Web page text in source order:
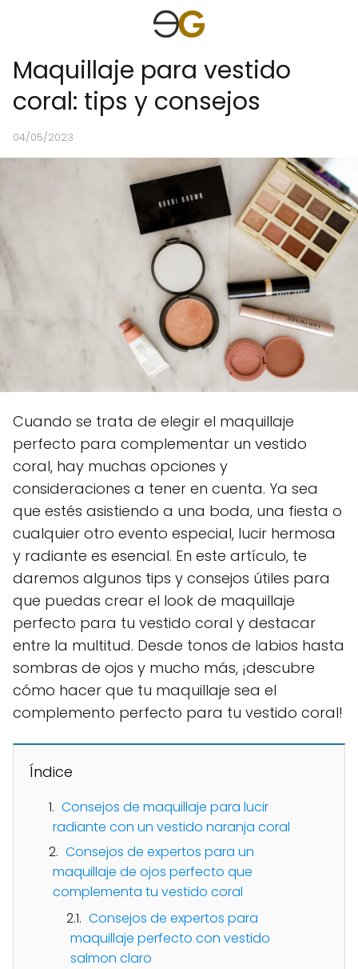
Maquillaje para vestido
coral: tips y consejos
04/05/2023
Cuando se trata de elegir el maquillaje
perfecto para complementar un vestido
coral, hay muchas opciones y
consideraciones a tener en cuenta. Ya sea
que estés asistiendo a una boda, una fiesta o
cualquier otro evento especial, lucir hermosa
y radiante es esencial. En este artículo, te
daremos algunos tips y consejos útiles para
que puedas crear el look de maquillaje
perfecto para tu vestido coral y destacar
entre la multitud. Desde tonos de labios hasta
sombras de ojos y mucho más, ¡descubre
cómo hacer que tu maquillaje sea el
complemento perfecto para tu vestido coral!
Índice
Consejos de maquillaje para lucir
radiante con un vestido naranja coral
Consejos de expertos para un
maquillaje de ojos perfecto que
complementa tu vestido coral
Consejos de expertos para
maquillaje perfecto con vestido
salmon claro